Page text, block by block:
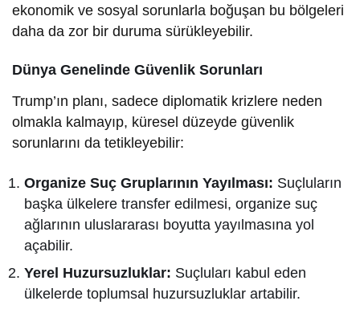
ekonomik ve sosyal sorunlarla boğuşan bu bölgeleri
daha da zor bir duruma sürükleyebilir.
Dünya Genelinde Güvenlik Sorunları
Trump’ın planı, sadece diplomatik krizlere neden
olmakla kalmayıp, küresel düzeyde güvenlik
sorunlarını da tetikleyebilir:
Organize Suç Gruplarının Yayılması: Suçluların
başka ülkelere transfer edilmesi, organize suç
ağlarının uluslararası boyutta yayılmasına yol
açabilir.
Yerel Huzursuzluklar: Suçluları kabul eden
ülkelerde toplumsal huzursuzluklar artabilir.